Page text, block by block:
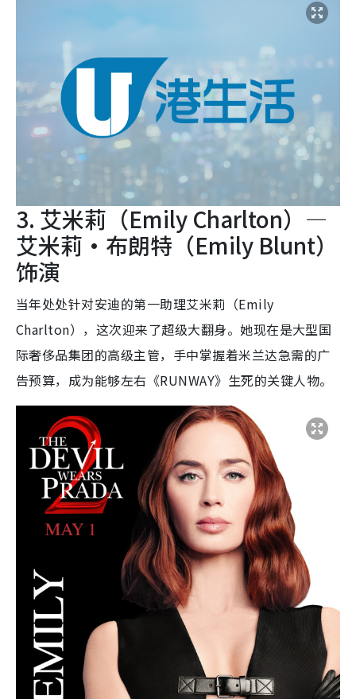
3. 艾米莉（Emily Charlton）—
艾米莉·布朗特（Emily Blunt）
饰演
当年处处针对安迪的第一助理艾米莉（Emily
Charlton），这次迎来了超级大翻身。她现在是大型国
际奢侈品集团的高级主管，手中掌握着米兰达急需的广
告预算，成为能够左右《RUNWAY》生死的关键人物。